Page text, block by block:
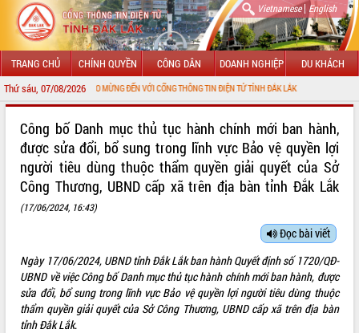
Vietnamese| English
TRANG CHỦ CHÍNH QUYỀN CÔNG DÂN DOANH NGHIỆP DU KHÁCH
Thứ sáu, 07/08/2026
CHÀO MỪNG ĐẾN VỚI CỔNG THÔNG TIN ĐIỆN TỬ TỈNH ĐẮK LẮK
LÃNH ĐẠO UBND TỈNH
TIN TỨC SỰ KIỆN
SỞ, BAN, NGÀNH
THÔNG TIN CHỈ ĐẠO ĐIỀU HÀNH
HỆ THỐNG VĂN BẢN
Công bố Danh mục thủ tục hành chính mới ban hành,
được sửa đổi, bổ sung trong lĩnh vực Bảo vệ quyền lợi
người tiêu dùng thuộc thẩm quyền giải quyết của Sở
Công Thương, UBND cấp xã trên địa bàn tỉnh Đắk Lắk
(17/06/2024, 16:43)
Đọc bài viết
Ngày 17/06/2024, UBND tỉnh Đắk Lắk ban hành Quyết định số 1720/QĐ-
UBND về việc Công bố Danh mục thủ tục hành chính mới ban hành, được
sửa đổi, bổ sung trong lĩnh vực Bảo vệ quyền lợi người tiêu dùng thuộc
thẩm quyền giải quyết của Sở Công Thương, UBND cấp xã trên địa bàn
tỉnh Đắk Lắk.